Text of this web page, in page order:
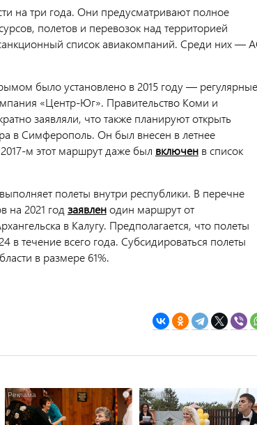
на три года. Они предусматривают полное
полетов и перевозок над территорией
список авиакомпаний. Среди них —
было установлено в 2015 году — регулярные
«Центр-Юг». Правительство Коми и
заявляли, что также планируют открыть
в Симферополь. Он был внесен в летнее
м этот маршрут даже был включенв список
полеты внутри республики. В перечне
на 2021 годзаявленодин маршрут от
в Калугу. Предполагается, что полеты
в течение всего года. Субсидироваться полеты
в размере 61%.
i